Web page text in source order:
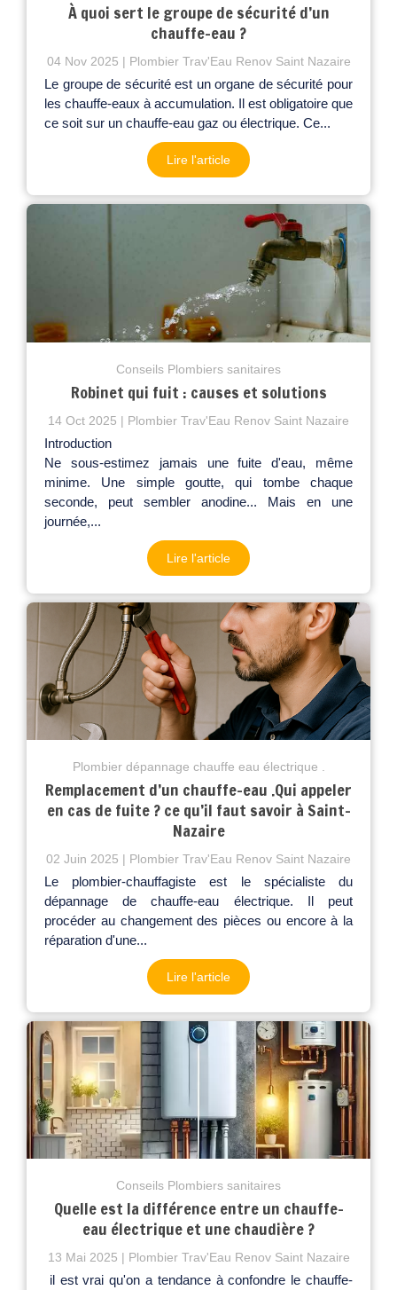
À quoi sert le groupe de sécurité d’un
chauffe-eau ?
04 Nov 2025 Plombier Trav'Eau Renov Saint Nazaire
Le groupe de sécurité est un organe de sécurité pour
les chauffe-eaux à accumulation. Il est obligatoire que
ce soit sur un chauffe-eau gaz ou électrique. Ce...
Lire l'article
Conseils Plombiers sanitaires
Robinet qui fuit : causes et solutions
14 Oct 2025 Plombier Trav'Eau Renov Saint Nazaire
Introduction
Ne sous-estimez jamais une fuite d'eau, même
minime. Une simple goutte, qui tombe chaque
seconde, peut sembler anodine... Mais en une
journée,...
Lire l'article
Plombier dépannage chauffe eau électrique .
Remplacement d’un chauffe-eau .Qui appeler
en cas de fuite ? ce qu’il faut savoir à Saint-
Nazaire
02 Juin 2025 Plombier Trav'Eau Renov Saint Nazaire
Le plombier-chauffagiste est le spécialiste du
dépannage de chauffe-eau électrique. Il peut
procéder au changement des pièces ou encore à la
réparation d'une...
Lire l'article
Conseils Plombiers sanitaires
Quelle est la différence entre un chauffe-
eau électrique et une chaudière ?
13 Mai 2025 Plombier Trav'Eau Renov Saint Nazaire
il est vrai qu'on a tendance à confondre le chauffe-